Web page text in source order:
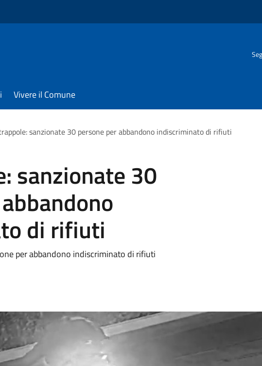
Vivere il Comune
sanzionate 30 persone per abbandono indiscriminato di rifiuti
sanzionate 30
di rifiuti
per abbandono indiscriminato di rifiuti